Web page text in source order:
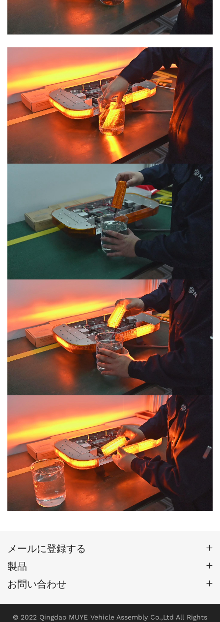
メールに登録する
製品
お問い合わせ
© 2022 Qingdao MUYE Vehicle Assembly Co.,Ltd All Rights